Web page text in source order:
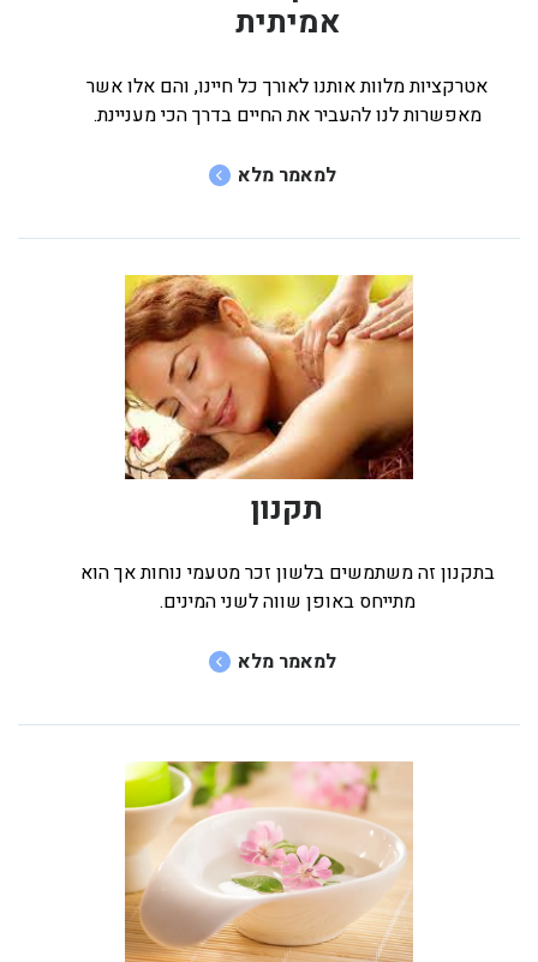
אמיתית
אטרקציות מלוות אותנו לאורך כל חיינו, והם אלו אשר
מאפשרות לנו להעביר את החיים בדרך הכי מעניינת.
למאמר מלא
תקנון
בתקנון זה משתמשים בלשון זכר מטעמי נוחות אך הוא
מתייחס באופן שווה לשני המינים.
למאמר מלא